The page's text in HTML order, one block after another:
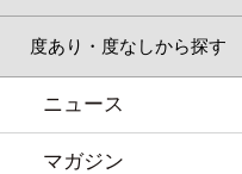
度あり・度なしから探す
ニュース
マガジン